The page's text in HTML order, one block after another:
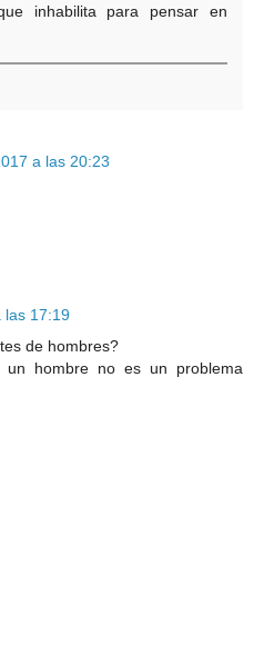
inhabilita para pensar en
a las 20:23
las 17:19
de hombres?
un hombre no es un problema